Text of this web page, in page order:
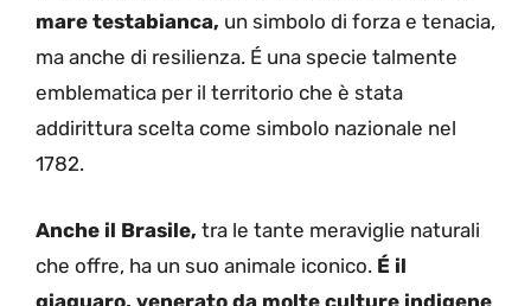
mare testabianca, un simbolo di forza e tenacia,
ma anche di resilienza. É una specie talmente
emblematica per il territorio che è stata
addirittura scelta come simbolo nazionale nel
1782.
Anche il Brasile, tra le tante meraviglie naturali
che offre, ha un suo animale iconico. É il
giaguaro, venerato da molte culture indigene